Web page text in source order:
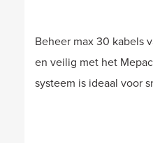
Beheer max 30 kabels
en veilig met het
systeem is ideaal voor